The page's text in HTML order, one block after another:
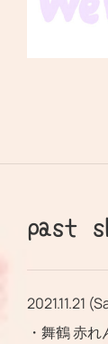
past
2021.11.21
・舞鶴 赤